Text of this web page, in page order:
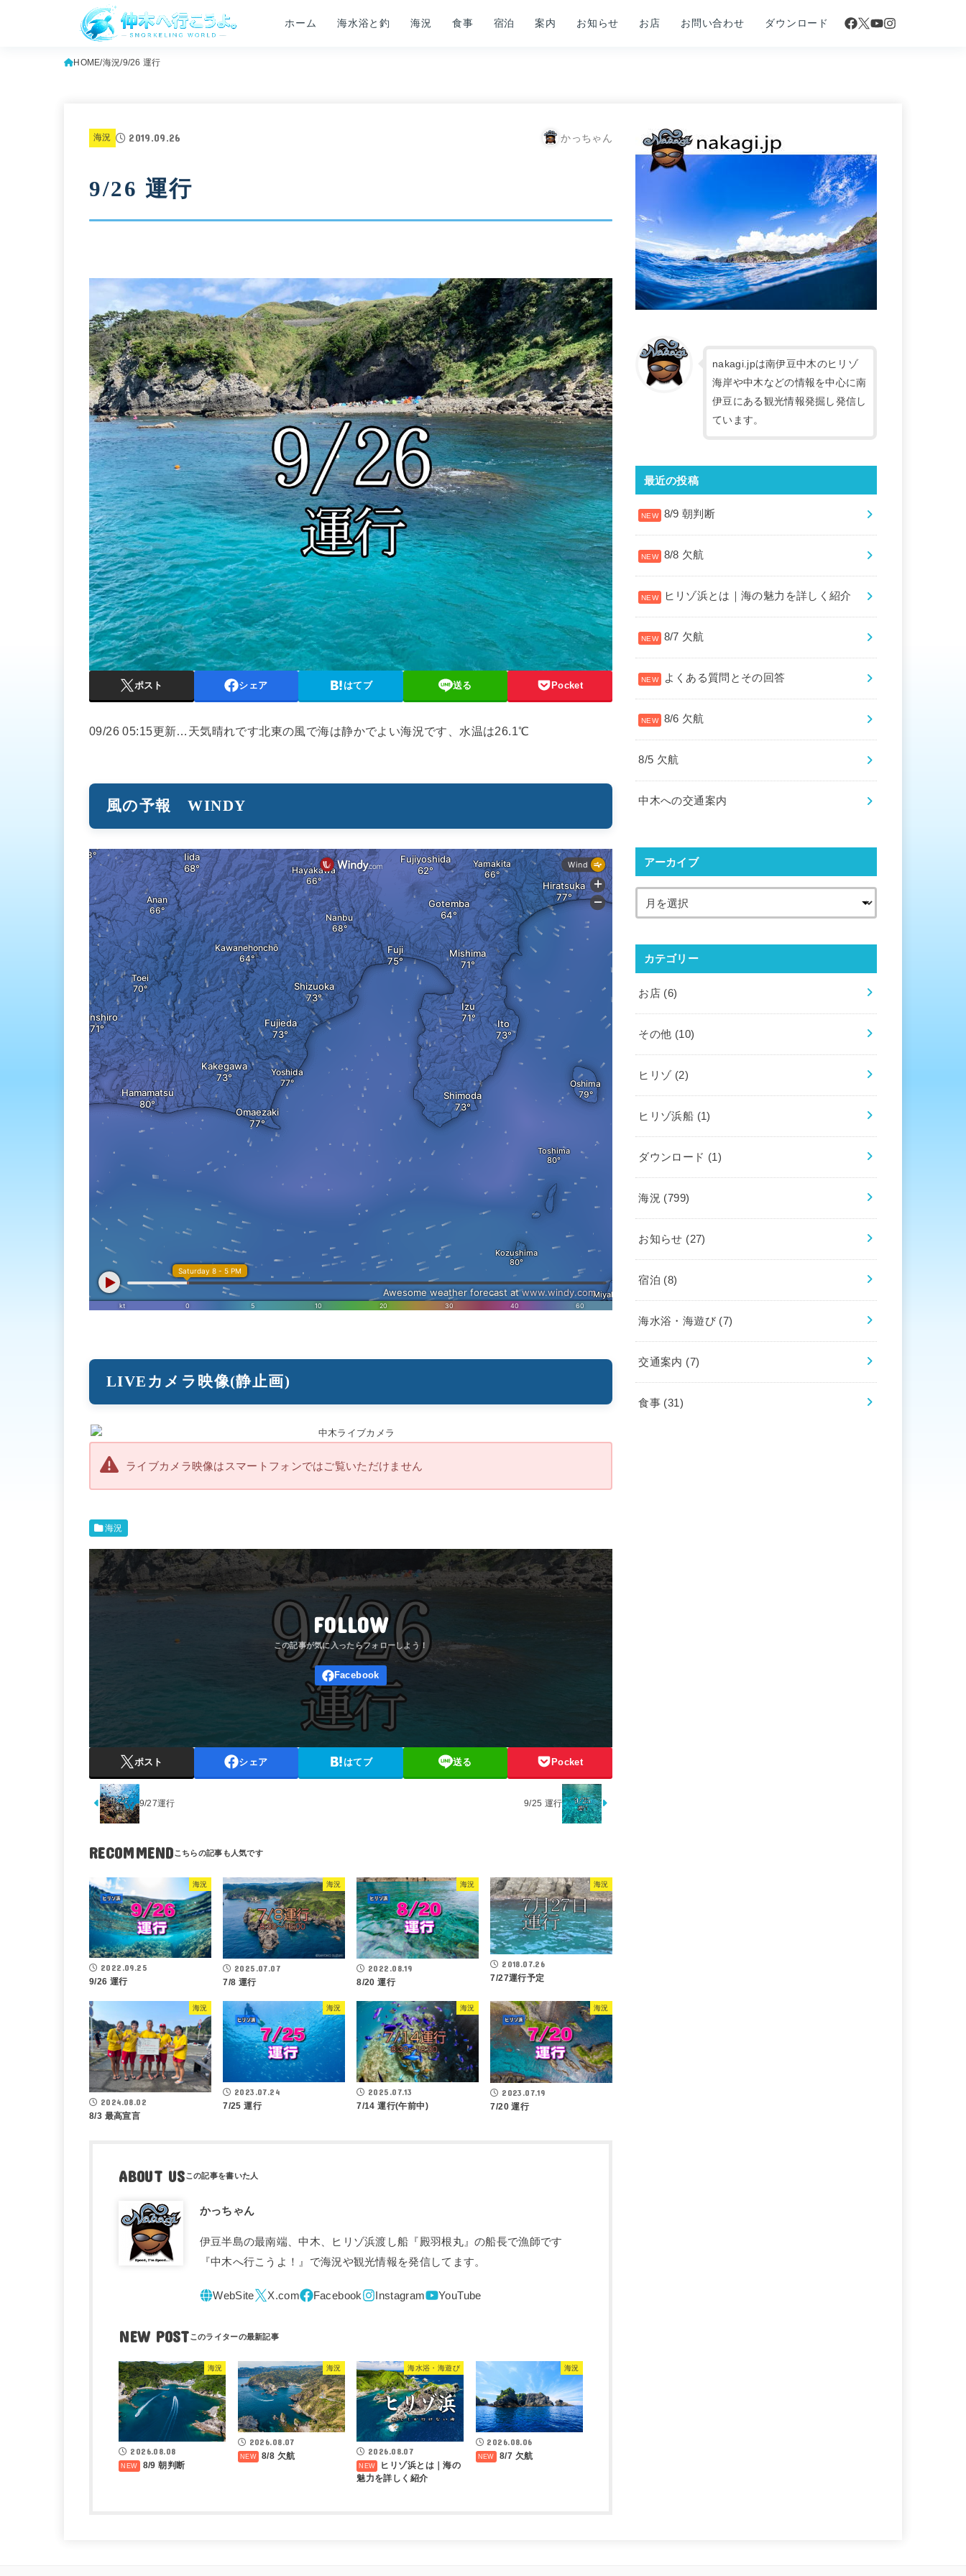
ホーム 海水浴と釣 海況 食事 宿泊 案内 お知らせ お店 お問い合わせ ダウンロード
HOME 海況 9/26 運行
海況 2019.09.26 かっちゃん
9/26 運行
ポスト シェア はてブ 送る Pocket
09/26 05:15更新…天気晴れです北東の風で海は静かでよい海況です、水温は26.1℃
風の予報 WINDY
LIVEカメラ映像(静止画)
ライブカメラ映像はスマートフォンではご覧いただけません
海況
FOLLOW
ポスト シェア はてブ 送る Pocket
9/27運行 9/25 運行
RECOMMEND
海況
2022.09.25
9/26 運行
海況
2025.07.07
7/8 運行
海況
2022.08.19
8/20 運行
海況
2018.07.26
7/27運行予定
海況
2024.08.02
8/3 最高宣言
海況
2023.07.24
7/25 運行
海況
2025.07.13
7/14 運行(午前中)
海況
2023.07.19
7/20 運行
ABOUT US
かっちゃん
伊豆半島の最南端、中木、ヒリゾ浜渡し船『殿羽根丸』の船長で漁師です
『中木へ行こうよ！』で海況や観光情報を発信してます。
NEW POST
海況
2026.08.08
8/9 朝判断
海況
2026.08.07
8/8 欠航
海水浴・海遊び
2026.08.07
ヒリゾ浜とは｜海の
魅力を詳しく紹介
海況
2026.08.06
8/7 欠航
nakagi.jpは南伊豆中木のヒリゾ
海岸や中木などの情報を中心に南
伊豆にある観光情報発掘し発信し
ています。
最近の投稿
8/9 朝判断
8/8 欠航
ヒリゾ浜とは｜海の魅力を詳しく紹介
8/7 欠航
よくある質問とその回答
8/6 欠航
8/5 欠航
中木への交通案内
アーカイブ
カテゴリー
お店 (6)
その他 (10)
ヒリゾ (2)
ヒリゾ浜船 (1)
ダウンロード (1)
海況 (799)
お知らせ (27)
宿泊 (8)
海水浴・海遊び (7)
交通案内 (7)
食事 (31)